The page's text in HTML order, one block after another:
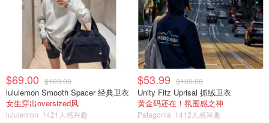
$69.00 $128.00
lululemon Smooth Spacer 经典卫衣
女生穿出oversized风
lululemon 1421人感兴趣
$53.99 $109.00
Unity Fitz Uprisal 抓绒卫衣
黄金码还在！氛围感之神
Patagonia 1412人感兴趣